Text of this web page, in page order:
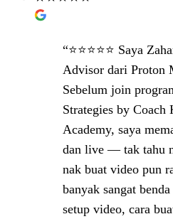
“⭐️⭐️⭐️⭐️⭐️ Saya
Advisor dari Proton
Sebelum join
Strategies by
Academy, saya
dan live — tak tahu
nak buat video pun
banyak sangat
setup video, cara